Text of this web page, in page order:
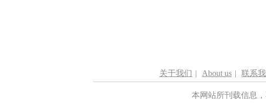
关于我们 | About us | 联系
本网站所刊载信息